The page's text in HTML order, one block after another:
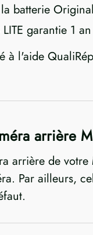
batterie
garantie 1 an
à l'aide
arrière
arrière de
Par ailleurs,